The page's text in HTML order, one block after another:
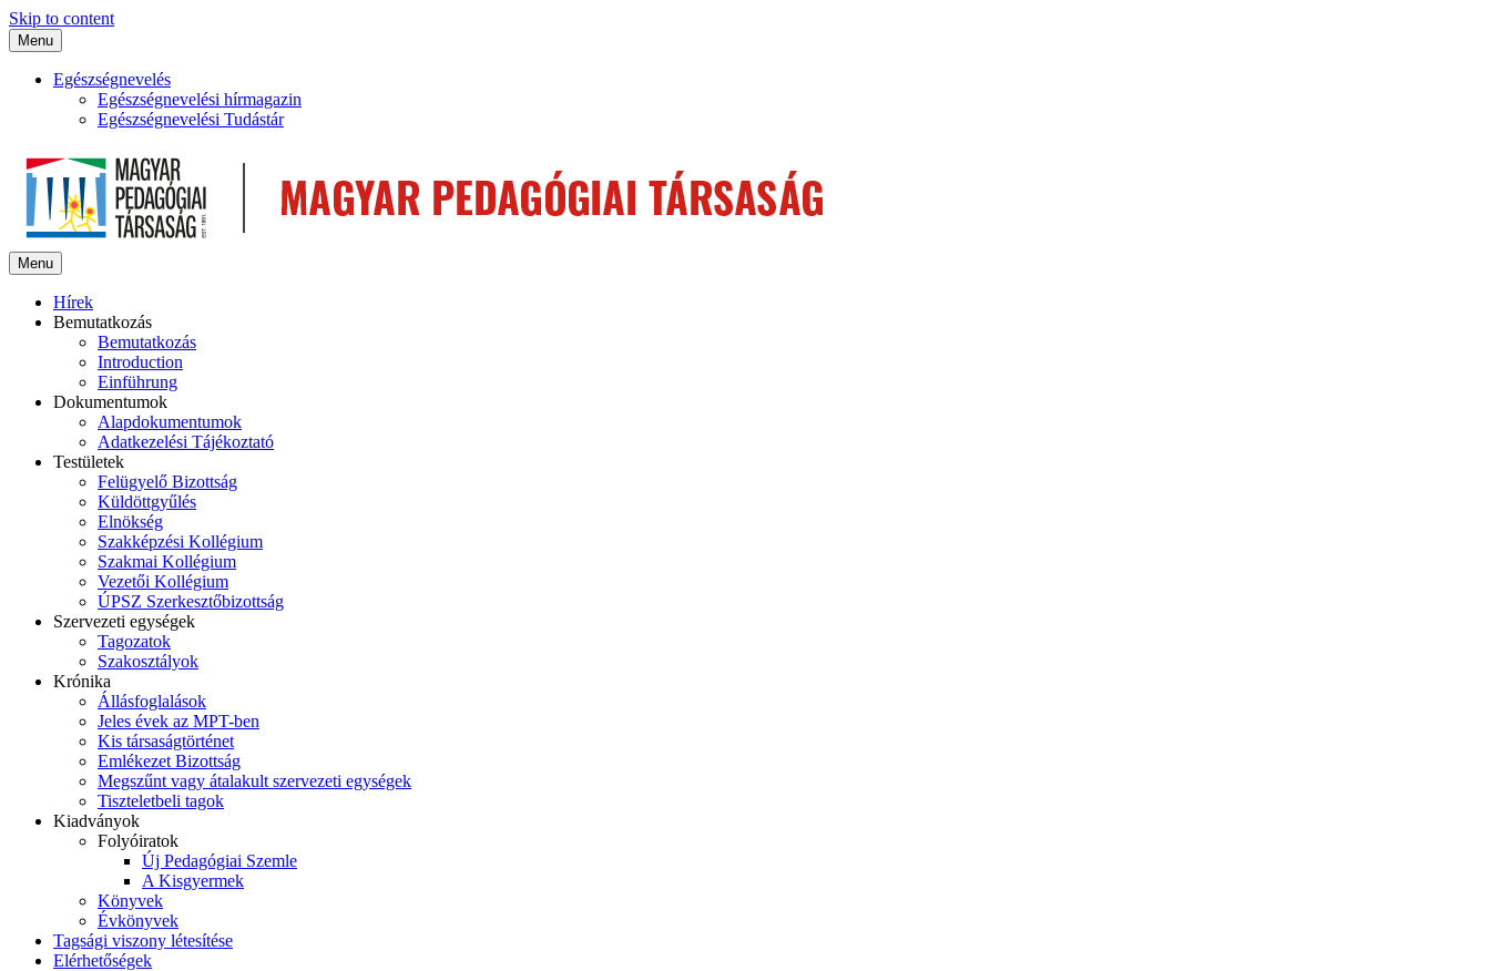
Skip to content
Menu
Egészségnevelés
Egészségnevelési hírmagazin
Egészségnevelési Tudástár
Menu
Hírek
Bemutatkozás
Bemutatkozás
Introduction
Einführung
Dokumentumok
Alapdokumentumok
Adatkezelési Tájékoztató
Testületek
Felügyelő Bizottság
Küldöttgyűlés
Elnökség
Szakképzési Kollégium
Szakmai Kollégium
Vezetői Kollégium
ÚPSZ Szerkesztőbizottság
Szervezeti egységek
Tagozatok
Szakosztályok
Krónika
Állásfoglalások
Jeles évek az MPT-ben
Kis társaságtörténet
Emlékezet Bizottság
Megszűnt vagy átalakult szervezeti egységek
Tiszteletbeli tagok
Kiadványok
Folyóiratok
Új Pedagógiai Szemle
A Kisgyermek
Könyvek
Évkönyvek
Tagsági viszony létesítése
Elérhetőségek